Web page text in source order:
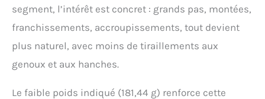
segment, l’intérêt est concret : grands pas, montées,
franchissements, accroupissements, tout devient
plus naturel, avec moins de tiraillements aux
genoux et aux hanches.
Le faible poids indiqué (181,44 g) renforce cette